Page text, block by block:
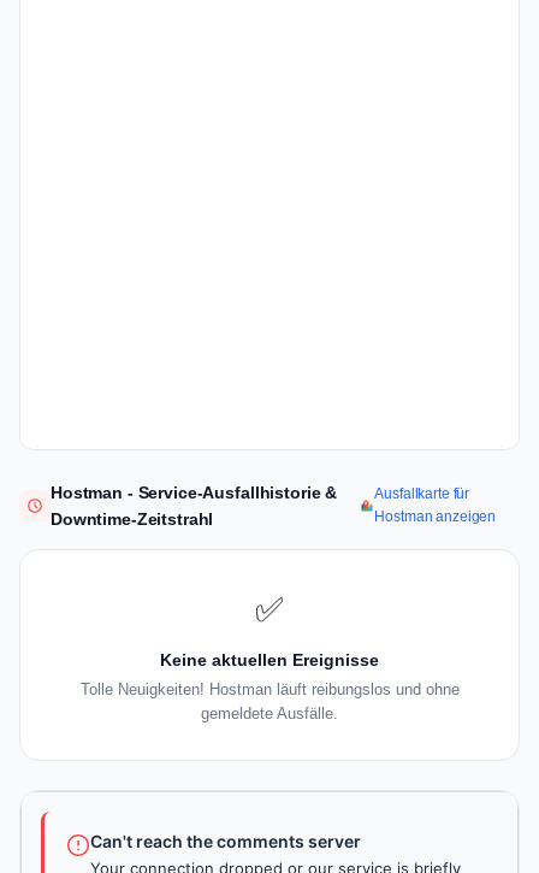
Hostman - Service-Ausfallhistorie &
Downtime-Zeitstrahl
Ausfallkarte für
Hostman anzeigen
✅
Keine aktuellen Ereignisse
Tolle Neuigkeiten! Hostman läuft reibungslos und ohne
gemeldete Ausfälle.
Can't reach the comments server
Your connection dropped or our service is briefly